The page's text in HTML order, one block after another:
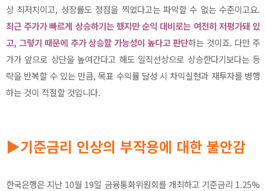
상 최저치이고, 성장률도 정점을 찍었다고는 파악할 수 없는 수준이고요.
최근 주가가 빠르게 상승하기는 했지만 순익 대비로는 여전히 저평가돼 있
고, 그렇기 때문에 추가 상승할 가능성이 높다고 판단하는 것이죠. 다만 주
가가 앞으로 상단을 높여간다고 해도 일직선상으로 상승한다기보다는 등
락을 반복할 수 있는 만큼, 목표 수익률 달성 시 차익실현과 재투자를 병행
하는 것이 적절할 것입니다.
▶기준금리 인상의 부작용에 대한 불안감
한국은행은 지난 10월 19일 금융통화위원회를 개최하고 기준금리 1.25%